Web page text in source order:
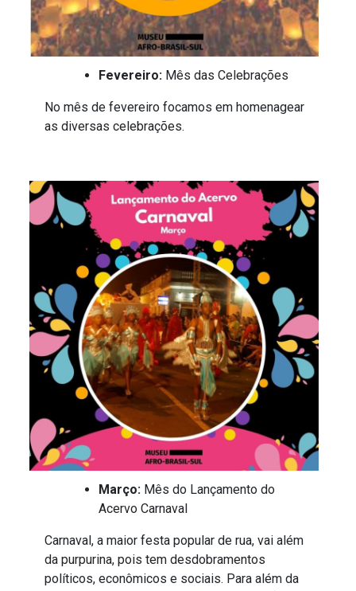
Fevereiro:Mês das Celebrações
No mês de fevereiro focamos em homenagear
as diversas celebrações.
Março:Mês do Lançamento do
Acervo Carnaval
Carnaval, a maior festa popular de rua, vai além
da purpurina, pois tem desdobramentos
políticos, econômicos e sociais. Para além da